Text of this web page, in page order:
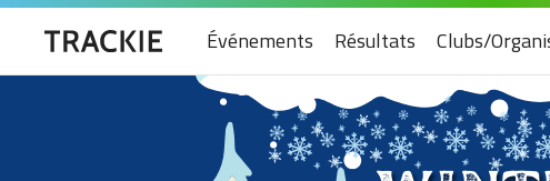
Événements Résultats Clubs/